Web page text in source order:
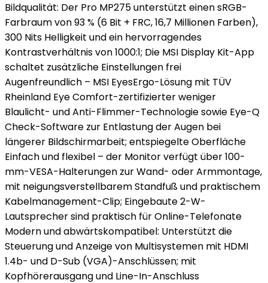
Bildqualität: Der Pro MP275 unterstützt einen sRGB-
Farbraum von 93 % (6 Bit + FRC, 16,7 Millionen Farben),
300 Nits Helligkeit und ein hervorragendes
Kontrastverhältnis von 1000:1; Die MSI Display Kit-App
schaltet zusätzliche Einstellungen frei
Augenfreundlich – MSI EyesErgo-Lösung mit TÜV
Rheinland Eye Comfort-zertifizierter weniger
Blaulicht- und Anti-Flimmer-Technologie sowie Eye-Q
Check-Software zur Entlastung der Augen bei
längerer Bildschirmarbeit; entspiegelte Oberfläche
Einfach und flexibel – der Monitor verfügt über 100-
mm-VESA-Halterungen zur Wand- oder Armmontage,
mit neigungsverstellbarem Standfuß und praktischem
Kabelmanagement-Clip; Eingebaute 2-W-
Lautsprecher sind praktisch für Online-Telefonate
Modern und abwärtskompatibel: Unterstützt die
Steuerung und Anzeige von Multisystemen mit HDMI
1.4b- und D-Sub (VGA)-Anschlüssen; mit
Kopfhörerausgang und Line-In-Anschluss